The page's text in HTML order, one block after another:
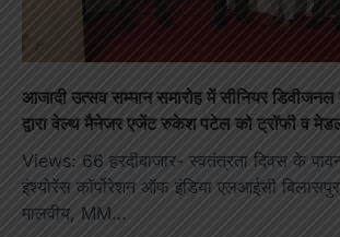
आजादी उत्सव सम्मान समारोह में सीनियर
द्वारा वेल्थ मैनेजर एजेंट रुकेश पटेल को ट्रॉफी व
Views: 66 हरदीबाजार- स्वतंत्रता दिवस के
इंश्योरेंस कॉर्पोरेशन ऑफ इंडिया एलआईसी
मालवीय, MM…